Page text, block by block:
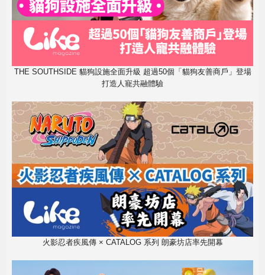
THE SOUTHSIDE 貓狗設施全面升級 超過50個「貓狗友善商戶」登場
打造人寵共融體驗
火影忍者疾風傳 × CATALOG 系列 朗豪坊店率先開幕